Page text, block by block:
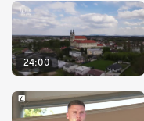
24:00